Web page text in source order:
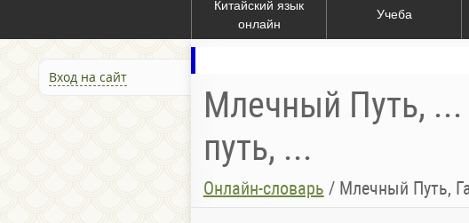
Китайский язык
онлайн
Учеба
Вход на сайт
Млечный Путь, ...
путь, ...
Онлайн-словарь / Млечный Путь,